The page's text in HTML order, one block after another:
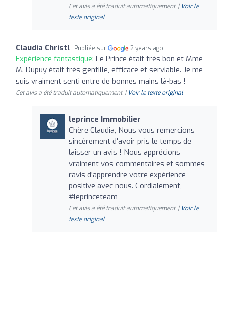
Cet avis a été traduit automatiquement. | Voir le
texte original
Claudia Christl Publiée sur 2 years ago
Expérience fantastique: Le Prince était très bon et Mme
M. Dupuy était très gentille, efficace et serviable. Je me
suis vraiment senti entre de bonnes mains là-bas !
Cet avis a été traduit automatiquement. | Voir le texte original
leprince Immobilier
Chère Claudia, Nous vous remercions
sincèrement d'avoir pris le temps de
laisser un avis ! Nous apprécions
vraiment vos commentaires et sommes
ravis d'apprendre votre expérience
positive avec nous. Cordialement,
#leprinceteam
Cet avis a été traduit automatiquement. | Voir le
texte original